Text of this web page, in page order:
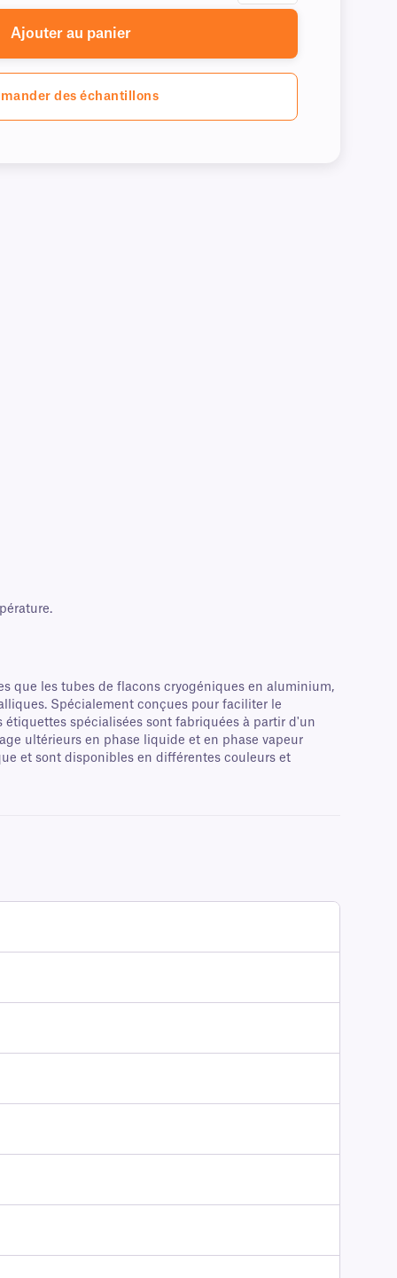
Ajouter au panier
des échantillons
que les tubes de flacons cryogéniques en aluminium,
Spécialement conçues pour faciliter le
spécialisées sont fabriquées à partir d'un
ultérieurs en phase liquide et en phase vapeur
et sont disponibles en différentes couleurs et